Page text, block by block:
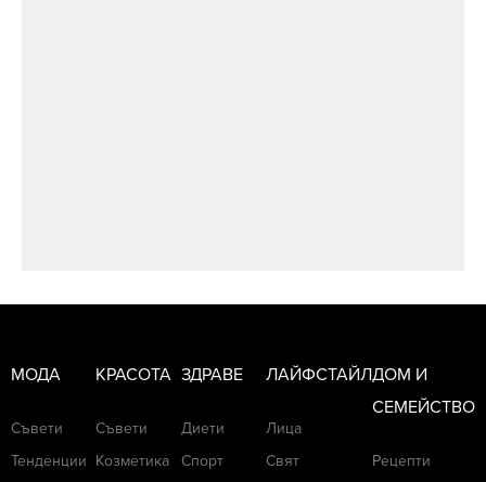
МОДА
Съвети
Тенденции
КРАСОТА
Съвети
Козметика
ЗДРАВЕ
Диети
Спорт
ЛАЙФСТАЙЛ
Лица
Свят
ДОМ И
СЕМЕЙСТВО
Рецепти